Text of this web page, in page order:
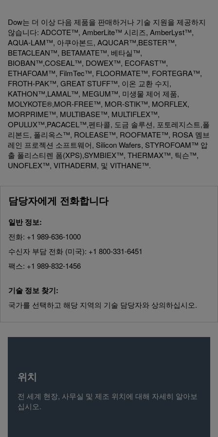
Dow는 더 이상 다음 제품을 판매하거나 기술 지원을 제공하지
않습니다: ADCOTE™, AmberLite™ 시리즈, AmberLyst™,
AQUA-LAM™, 아쿠아본드, AQUCAR™,BESTER™,
BETACLEAN™, BETAMATE™, 베타실™,
BIOBAN™,COSEAL™, DOWEX™, ECOFAST™,
ETHAFOAM™, FilmTec™, FLOORMATE™, FORTEGRA™,
FROTH-PAK™, GREAT STUFF™, 이온 교환 수지,
KATHON™,LAMAL™, MEGUM™, 미생물 제어 제품,
MOLYKOTE®,MOR-FREE™, MOR-STIK™, MORFLEX,
MORPRIME™, MULTIBASE™, MULTIFLEX™,
OPULUX™,PACACEL™,펜타콜, 도금 솔루션, 포토레지스트,폴
리본드, 폴리옥스™, ROLEASE™, ROOFMATE™, ROSA 멤브
레인 프로젝션 소프트웨어, Silicon Wafers, STYROFOAM™ 압
출 폴리스티렌 폼(XPS),SYMBIEX™, THERMAX™, 틱슨™,
UNOFLEX™, VITHADERM, 및 VITHANE™.
담당자에게 전화합니다
일반 정보:
전화: +1 989-636-1000
수신자 부담 전화 (미국): +1 800-331-6451
팩스: +1 989-832-1456
기술 정보 찾기:
국가를 선택하고 해당 지역의 기술 담당자와 상의하십시오.
위치
전 세계 현장, 사무실 및 제조 위치에 대해 자세히 알아보
십시오.